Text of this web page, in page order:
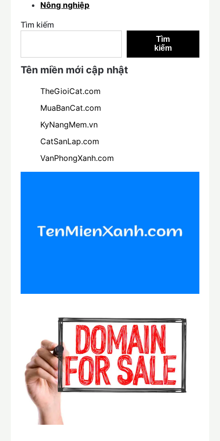
Nông nghiệp
Tìm kiếm
Tìm
kiếm
Tên miền mới cập nhật
TheGioiCat.com
MuaBanCat.com
KyNangMem.vn
CatSanLap.com
VanPhongXanh.com